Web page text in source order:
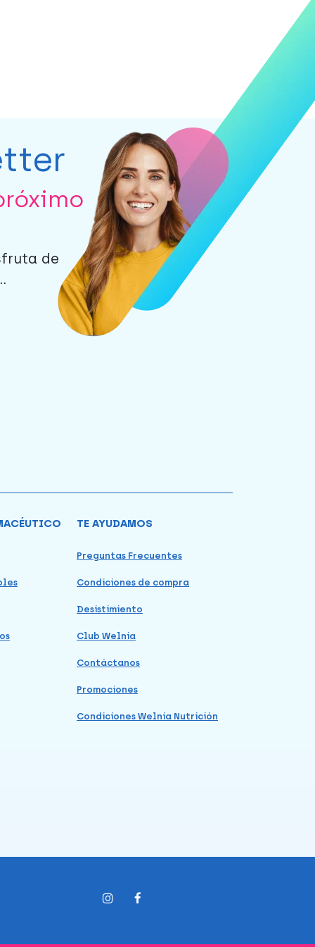
de
TE AYUDAMOS
Preguntas Frecuentes
Condiciones de compra
Desistimiento
Club Welnia
Contáctanos
Promociones
Condiciones Welnia Nutrición